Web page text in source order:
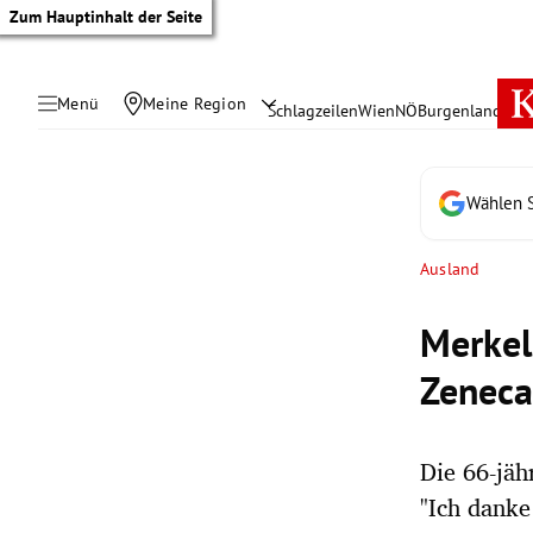
Zum Hauptinhalt der Seite
Menü Meine Region SchlagzeilenWienNÖBurgenland
Wählen
Ausland
Zeneca
Die 66-
"Ich